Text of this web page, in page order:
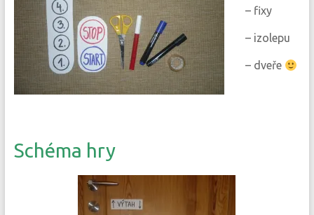
– fixy
– izolepu
– dveře
Schéma hry